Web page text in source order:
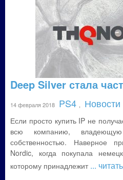
Deep Silver стала
14 февраля 2018 PS4
Если просто купить IP не
всю компанию, владеющую
собственностью. Наверное
Nordic, когда покупала
которому принадлежит...